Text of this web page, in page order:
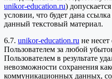
unikor-education.ru)
условии, что будет дана
данный текстовый материал.
6.7. unikor-education.ru не несет
Пользователем за любой
Пользователем в результате
невозможности сохранения
коммуникационных данных,